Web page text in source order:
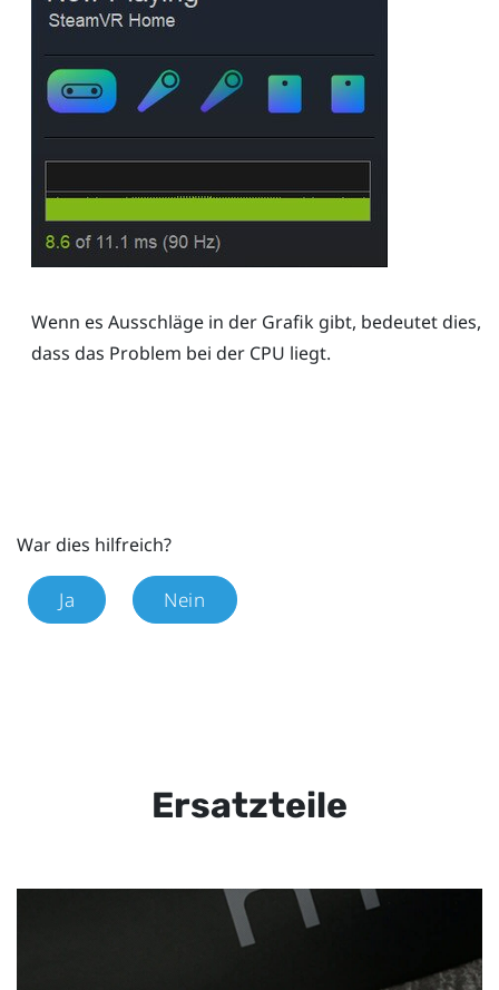
Wenn es Ausschläge in der Grafik gibt, bedeutet dies,
dass das Problem bei der CPU liegt.
War dies hilfreich?
Ja Nein
Ersatzteile